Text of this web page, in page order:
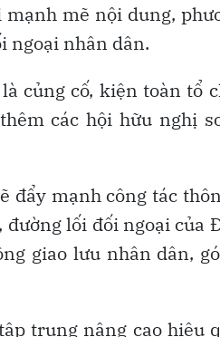
mẽ nội dung,
ngoại nhân dân.
củng cố, kiện toàn tổ
các hội hữu nghị
đẩy mạnh công tác
đường lối đối ngoại của
giao lưu nhân dân,
trung nâng cao hiệu